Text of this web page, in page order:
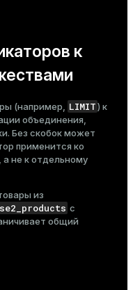
к
(например, LIMIT) к
объединения,
Без скобок может
применится ко
не к отдельному
из
с
общий